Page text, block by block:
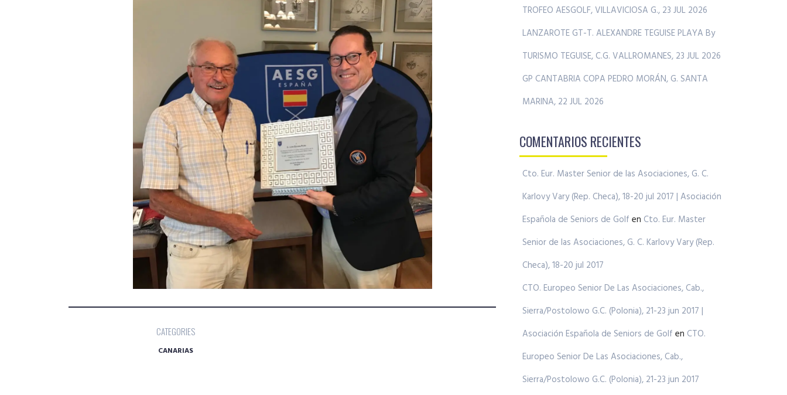
CATEGORIES
CANARIAS
TROFEO AESGOLF, VILLAVICIOSA G., 23 JUL 2026
LANZAROTE GT-T. ALEXANDRE TEGUISE PLAYA By
TURISMO TEGUISE, C.G. VALLROMANES, 23 JUL 2026
GP CANTABRIA COPA PEDRO MORÁN, G. SANTA
MARINA, 22 JUL 2026
COMENTARIOS RECIENTES
Cto. Eur. Master Senior de las Asociaciones, G. C.
Karlovy Vary (Rep. Checa), 18-20 jul 2017 | Asociación
Española de Seniors de Golf en Cto. Eur. Master
Senior de las Asociaciones, G. C. Karlovy Vary (Rep.
Checa), 18-20 jul 2017
CTO. Europeo Senior De Las Asociaciones, Cab.,
Sierra/Postolowo G.C. (Polonia), 21-23 jun 2017 |
Asociación Española de Seniors de Golf en CTO.
Europeo Senior De Las Asociaciones, Cab.,
Sierra/Postolowo G.C. (Polonia), 21-23 jun 2017